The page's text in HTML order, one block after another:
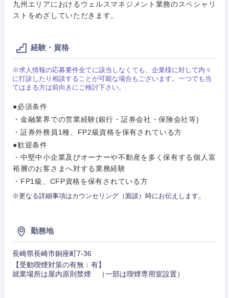
九州エリアにおけるウェルスマネジメント業務のスペシャリ
ストをめざしていただきます。
経験・資格
※求人情報の応募要件全てに該当しなくても、企業様に対して内々
に打診したり相談することが可能な場合もございます。一つでも当
てはまる方は前向きにご検討下さい。
●必須条件
・金融業界での営業経験(銀行・証券会社・保険会社等)
・証券外務員1種、FP2級資格を保有されている方
●歓迎条件
・中堅中小企業及びオーナーや不動産を多く保有する個人富
裕層のお客さまへ対する業務経験
・FP1級、CFP資格を保有されている方
※更なる詳細事項はカウンセリング（面談）時にお伝えします。
勤務地
長崎県長崎市銅座町7-36
【受動喫煙対策の有無：有】
就業場所は屋内原則禁煙 （一部は喫煙専用室設置）
管理
人事
マーケテ
サービス
クリエイ
ティブ
専門職
技術職
事業管理
経営企画
政策渉外
SCM
マーケティング
営業
サービス
クリエイティブ
コンサルタント
技術職（モノづくり）
金融専門職
素材・化学・金属
食品・化粧品・アパレル・消費財
メディカル・ヘルスケア・ライフサイエンス
金融
建設・不動産
小売・通販・外食
IT・通信
宮城県
福島県
40代 50代
フリーワード
急募 第二新卒
上場企業
業
外資系企業
フルリモート